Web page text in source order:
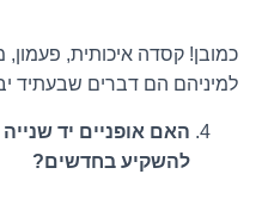
כמובן! קסדה איכותית, פעמון,
למיניהם הם דברים שבעתיד
האם אופניים יד
להשקיע בחדשים?